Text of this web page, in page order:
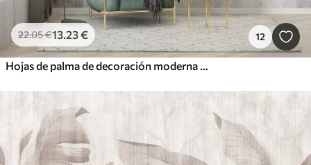
22.05€13.23€ 12
Hojas de palma de decoración moderna sobre un fondo de concreto